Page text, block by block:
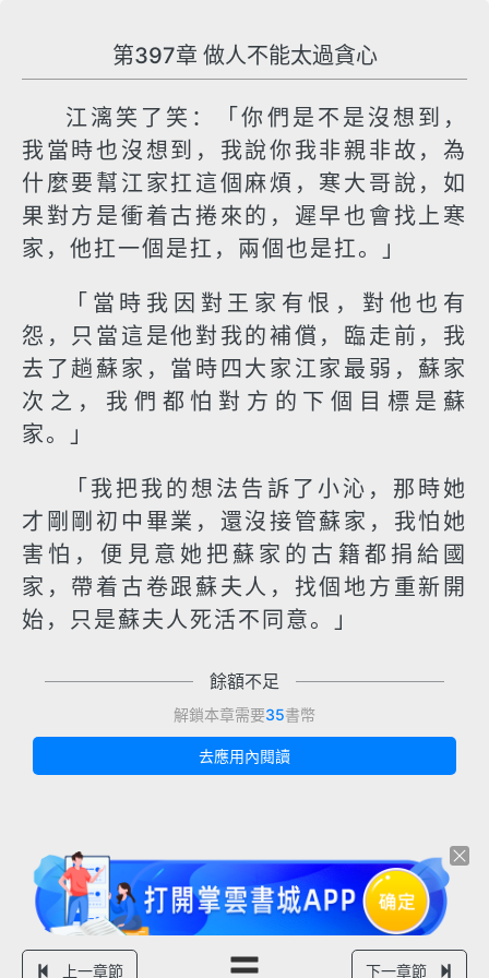
第397章 做人不能太過貪心
江漓笑了笑：「你們是不是沒想到，
我當時也沒想到，我說你我非親非故，為
什麼要幫江家扛這個麻煩，寒大哥說，如
果對方是衝着古捲來的，遲早也會找上寒
家，他扛一個是扛，兩個也是扛。」
「當時我因對王家有恨，對他也有
怨，只當這是他對我的補償，臨走前，我
去了趟蘇家，當時四大家江家最弱，蘇家
次之，我們都怕對方的下個目標是蘇
家。」
「我把我的想法告訴了小沁，那時她
才剛剛初中畢業，還沒接管蘇家，我怕她
害怕，便見意她把蘇家的古籍都捐給國
家，帶着古卷跟蘇夫人，找個地方重新開
始，只是蘇夫人死活不同意。」
餘額不足
解鎖本章需要35書幣
去應用內閱讀
上一章節 下一章節